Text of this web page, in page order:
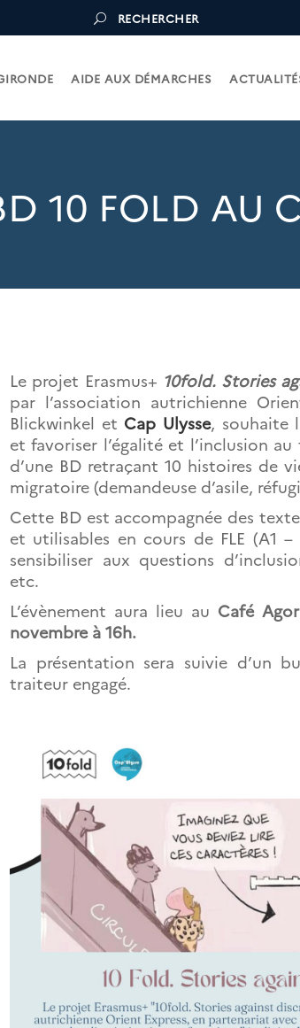
RECHERCHER
AIDE AUX DÉMARCHES
10 FOLD AU
Le projet Erasmus+ 10fold. Stories
par l’association autrichienne
Blickwinkel et Cap Ulysse, souhaite
et favoriser l’égalité et l’inclusion
d’une BD retraçant 10 histoires de
migratoire (demandeuse d’asile,
Cette BD est accompagnée des
et utilisables en cours de FLE (A1
sensibiliser aux questions
etc.
L’évènement aura lieu au Café
novembre à 16h.
La présentation sera suivie d’un
traiteur engagé.